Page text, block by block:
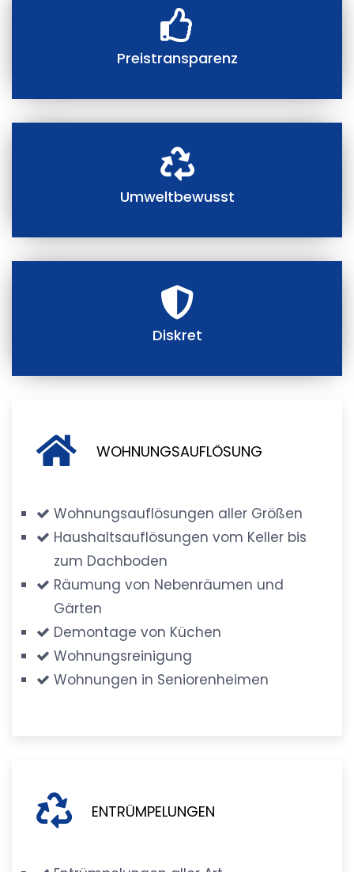
Preistransparenz
Umweltbewusst
Diskret
WOHNUNGSAUFLÖSUNG
Wohnungsauflösungen aller Größen
Haushaltsauflösungen vom Keller bis
zum Dachboden
Räumung von Nebenräumen und
Gärten
Demontage von Küchen
Wohnungsreinigung
Wohnungen in Seniorenheimen
ENTRÜMPELUNGEN